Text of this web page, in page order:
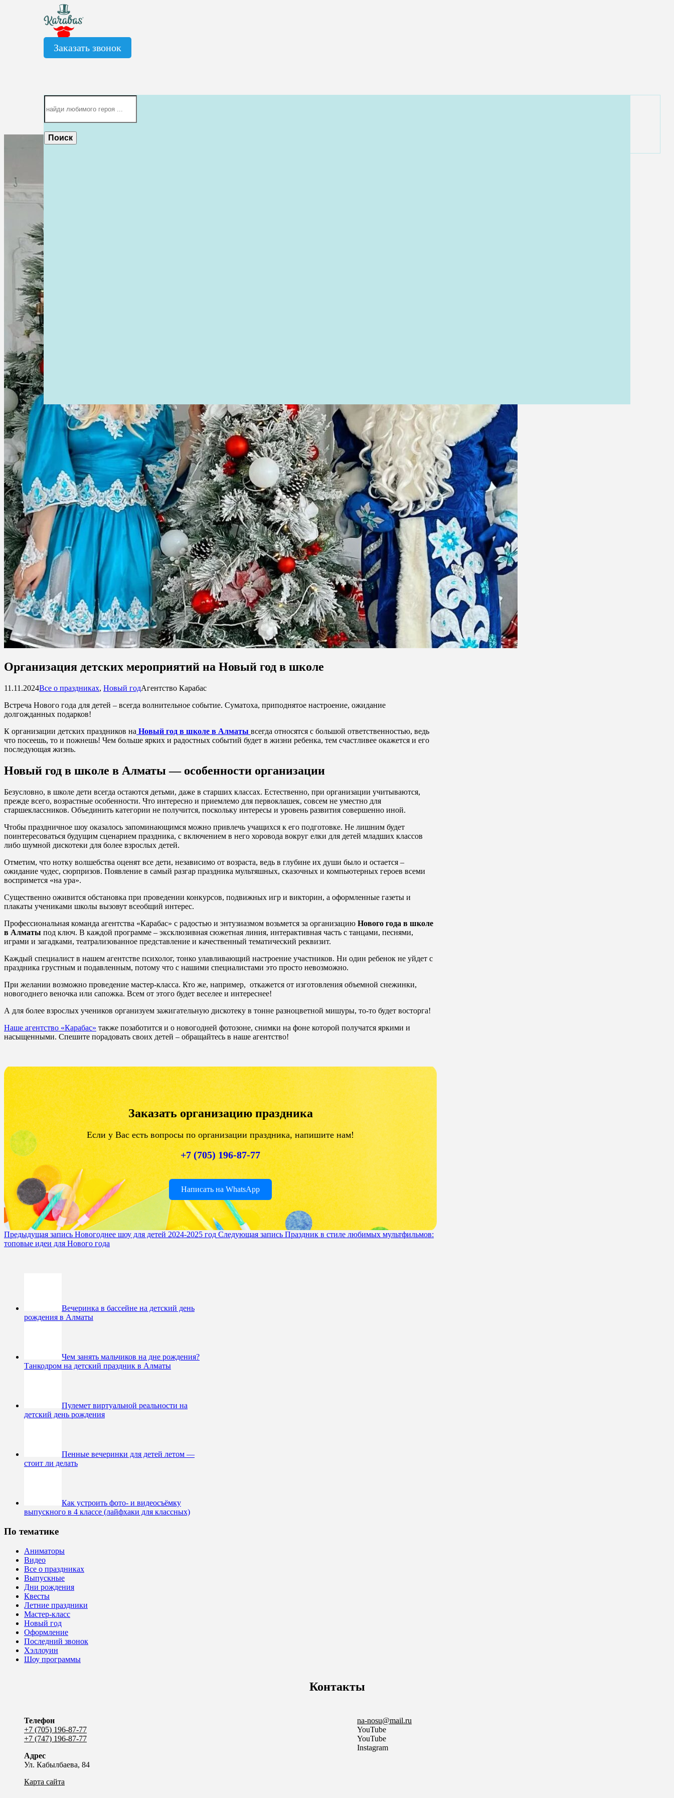
Заказать звонок
Поиск
Организация детских мероприятий на Новый год в школе
11.11.2024Все о праздниках, Новый годАгентство Карабас
Встреча Нового года для детей – всегда волнительное событие. Суматоха, приподнятое настроение, ожидание
долгожданных подарков!
К организации детских праздников на Новый год в школе в Алматы всегда относятся с большой ответственностью, ведь
что посеешь, то и пожнешь! Чем больше ярких и радостных событий будет в жизни ребенка, тем счастливее окажется и его
последующая жизнь.
Новый год в школе в Алматы — особенности организации
Безусловно, в школе дети всегда остаются детьми, даже в старших классах. Естественно, при организации учитываются,
прежде всего, возрастные особенности. Что интересно и приемлемо для первоклашек, совсем не уместно для
старшеклассников. Объединить категории не получится, поскольку интересы и уровень развития совершенно иной.
Чтобы праздничное шоу оказалось запоминающимся можно привлечь учащихся к его подготовке. Не лишним будет
поинтересоваться будущим сценарием праздника, с включением в него хоровода вокруг елки для детей младших классов
либо шумной дискотеки для более взрослых детей.
Отметим, что нотку волшебства оценят все дети, независимо от возраста, ведь в глубине их души было и остается –
ожидание чудес, сюрпризов. Появление в самый разгар праздника мультяшных, сказочных и компьютерных героев всеми
воспримется «на ура».
Существенно оживится обстановка при проведении конкурсов, подвижных игр и викторин, а оформленные газеты и
плакаты учениками школы вызовут всеобщий интерес.
Профессиональная команда агентства «Карабас» с радостью и энтузиазмом возьмется за организацию Нового года в школе
в Алматы под ключ. В каждой программе – эксклюзивная сюжетная линия, интерактивная часть с танцами, песнями,
играми и загадками, театрализованное представление и качественный тематический реквизит.
Каждый специалист в нашем агентстве психолог, тонко улавливающий настроение участников. Ни один ребенок не уйдет с
праздника грустным и подавленным, потому что с нашими специалистами это просто невозможно.
При желании возможно проведение мастер-класса. Кто же, например, откажется от изготовления объемной снежинки,
новогоднего веночка или сапожка. Всем от этого будет веселее и интереснее!
А для более взрослых учеников организуем зажигательную дискотеку в тонне разноцветной мишуры, то-то будет восторга!
Наше агентство «Карабас» также позаботится и о новогодней фотозоне, снимки на фоне которой получатся яркими и
насыщенными. Спешите порадовать своих детей – обращайтесь в наше агентство!
Заказать организацию праздника
Если у Вас есть вопросы по организации праздника, напишите нам!
+7 (705) 196-87-77
Написать на WhatsApp
Предыдущая запись Новогоднее шоу для детей 2024-2025 год Следующая запись Праздник в стиле любимых мультфильмов:
топовые идеи для Нового года
Вечеринка в бассейне на детский день
рождения в Алматы
Чем занять мальчиков на дне рождения?
Танкодром на детский праздник в Алматы
Пулемет виртуальной реальности на
детский день рождения
Пенные вечеринки для детей летом —
стоит ли делать
Как устроить фото- и видеосъёмку
выпускного в 4 классе (лайфхаки для классных)
По тематике
Аниматоры
Видео
Все о праздниках
Выпускные
Дни рождения
Квесты
Летние праздники
Мастер-класс
Новый год
Оформление
Последний звонок
Хэллоуин
Шоу программы
Контакты
Телефон
+7 (705) 196-87-77
+7 (747) 196-87-77
Адрес
Ул. Кабылбаева, 84
Карта сайта
na-nosu@mail.ru
YouTube
YouTube
Instagram